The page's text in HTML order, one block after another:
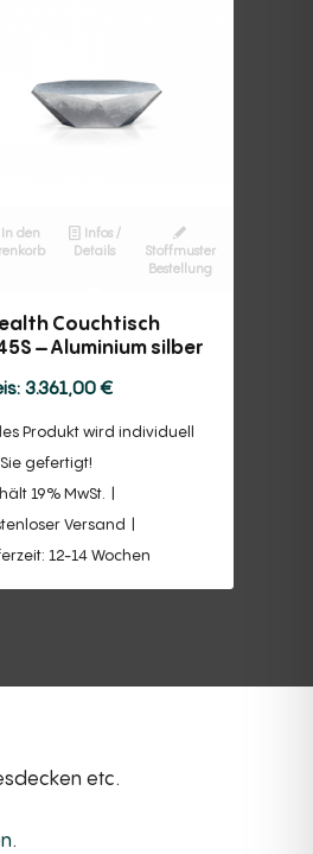
In den
Infos /
Details
Stoffmuster
Bestellung
Couchtisch
– Aluminium silber
3.361,00€
Produkt wird individuell
gefertigt!
19% MwSt.
Versand
12-14 Wochen
etc.
.